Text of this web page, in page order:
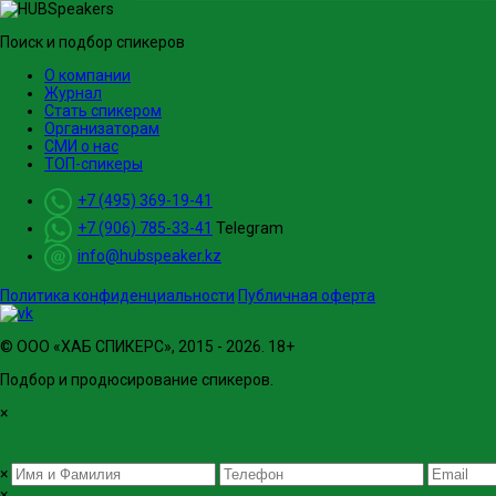
Поиск и подбор спикеров
О компании
Журнал
Стать спикером
Организаторам
СМИ о нас
ТОП-спикеры
+7 (495) 369-19-41
+7 (906) 785-33-41 Telegram
info@hubspeaker.kz
Политика конфиденциальности Публичная оферта
© ООО «ХАБ СПИКЕРС», 2015 - 2026. 18+
Подбор и продюсирование спикеров.
×
×